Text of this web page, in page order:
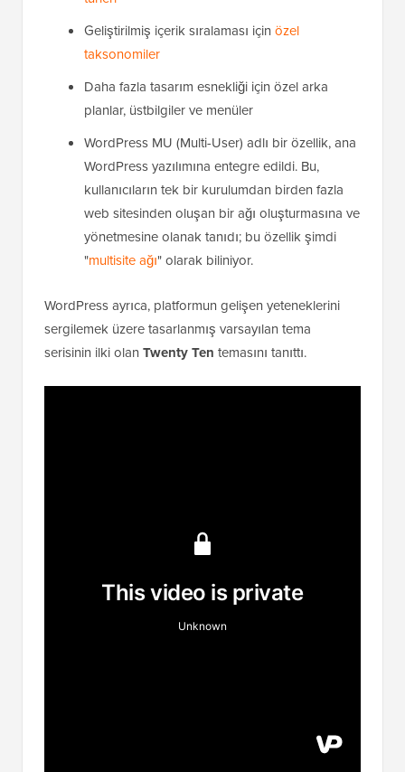
Geliştirilmiş içerik sıralaması için özel
taksonomiler
Daha fazla tasarım esnekliği için özel arka
planlar, üstbilgiler ve menüler
WordPress MU (Multi-User) adlı bir özellik, ana
WordPress yazılımına entegre edildi. Bu,
kullanıcıların tek bir kurulumdan birden fazla
web sitesinden oluşan bir ağı oluşturmasına ve
yönetmesine olanak tanıdı; bu özellik şimdi
"multisite ağı" olarak biliniyor.
WordPress ayrıca, platformun gelişen yeteneklerini
sergilemek üzere tasarlanmış varsayılan tema
serisinin ilki olan Twenty Ten temasını tanıttı.